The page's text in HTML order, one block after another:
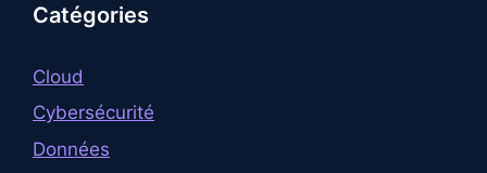
Catégories
Cloud
Cybersécurité
Données